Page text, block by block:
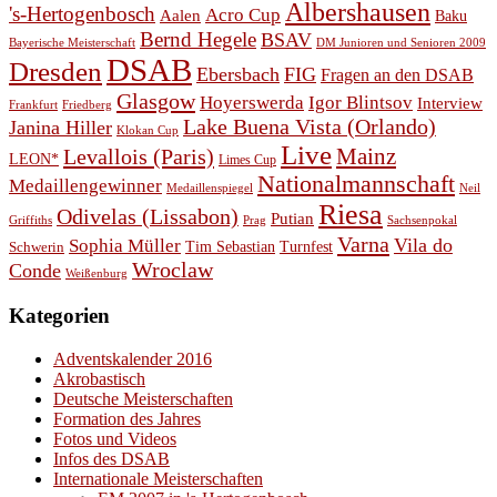
's-Hertogenbosch Aalen Acro Cup Albershausen Baku
Bayerische Meisterschaft Bernd Hegele BSAV DM Junioren und Senioren 2009
Dresden DSAB Ebersbach FIG Fragen an den DSAB
Frankfurt Friedberg Glasgow Hoyerswerda Igor Blintsov Interview
Janina Hiller Klokan Cup Lake Buena Vista (Orlando)
LEON* Levallois (Paris) Limes Cup LiveMainz
Medaillengewinner Medaillenspiegel Nationalmannschaft Neil
Griffiths Odivelas (Lissabon) Prag Putian Riesa Sachsenpokal
Schwerin Sophia Müller Tim Sebastian Turnfest Varna Vila do
Conde Weißenburg Wroclaw
Kategorien
Adventskalender 2016
Akrobastisch
Deutsche Meisterschaften
Formation des Jahres
Fotos und Videos
Infos des DSAB
Internationale Meisterschaften